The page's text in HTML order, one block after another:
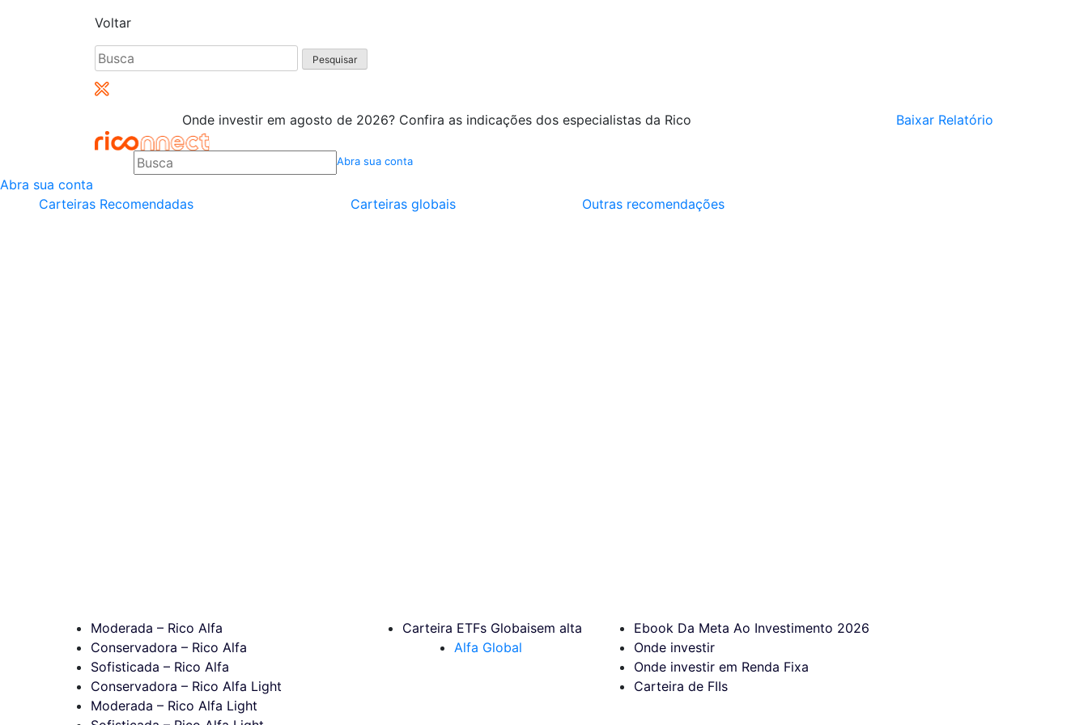
Voltar
Pesquisar
por:
Onde investir em agosto de 2026? Confira as indicações dos especialistas da Rico Baixar Relatório
Abra sua conta
Abra sua conta
Carteiras Recomendadas
Moderada – Rico Alfa
Conservadora – Rico Alfa
Sofisticada – Rico Alfa
Conservadora – Rico Alfa Light
Moderada – Rico Alfa Light
Carteiras globais
Carteira ETFs Globaisem alta
Alfa Global
Outras recomendações
Ebook Da Meta Ao Investimento 2026
Onde investir
Onde investir em Renda Fixa
Carteira de FIIs